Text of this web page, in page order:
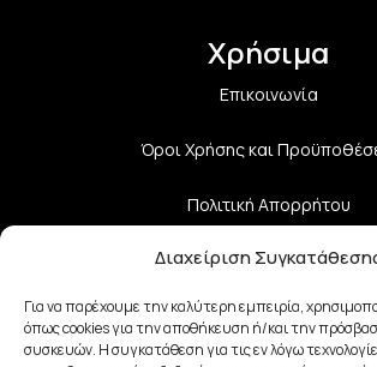
Διαχείριση
Για να παρέχουμε την καλύτερη εμπειρία,
όπως cookies για την αποθήκευση ή/και την
συσκευών. Η συγκατάθεση για τις εν λόγω
Χρήσιμα
Επικοινωνία
Όροι Χρήσης και
Πολιτική Aπορρήτου
Πολιτική Επιστροφών
Τρόποι Αποστολής